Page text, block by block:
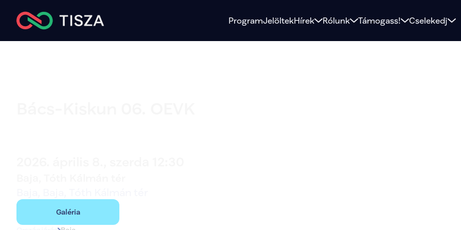
ProgramJelöltekHírek Rólunk Támogass! Cselekedj
Galéria